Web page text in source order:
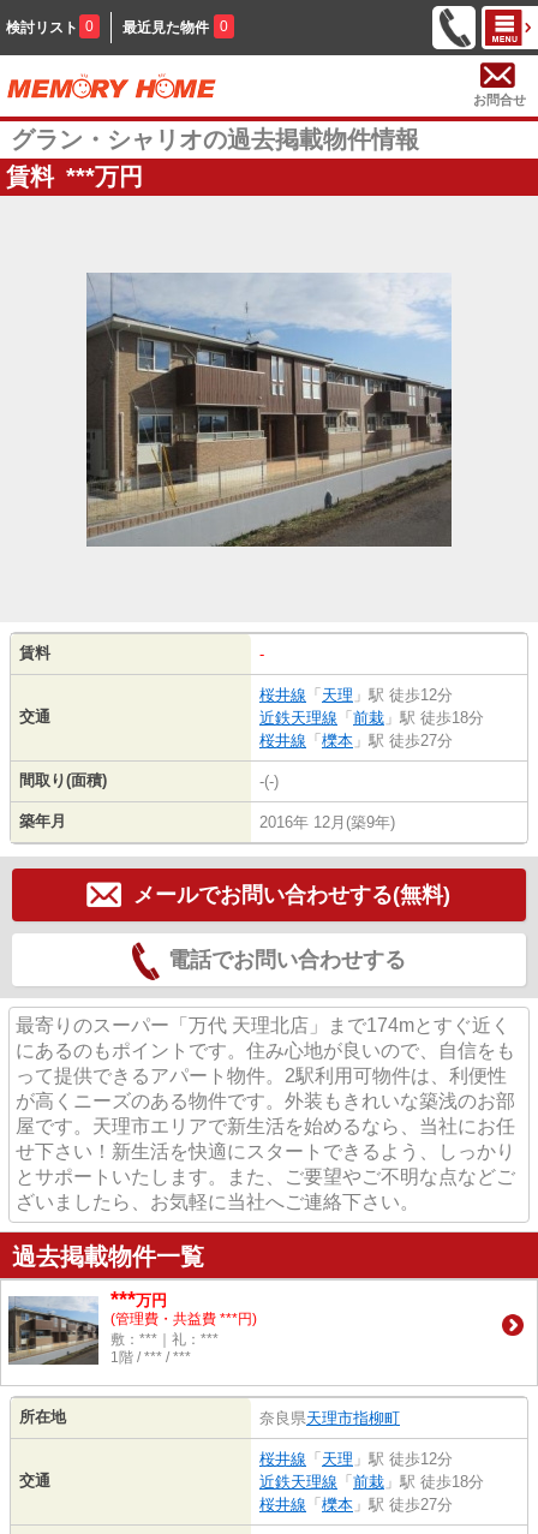
検討リスト 0 最近見た物件 0
お問合せ
グラン・シャリオの過去掲載物件情報
賃料 ***万円
賃料 -
交通
桜井線 「 天理 」駅 徒歩12分
近鉄天理線 「 前栽 」駅 徒歩18分
桜井線 「 櫟本 」駅 徒歩27分
間取り(面積) -(-)
築年月 2016年 12月(築9年)
メールでお問い合わせする(無料)
電話でお問い合わせする
最寄りのスーパー「万代 天理北店」まで174mとすぐ近く
にあるのもポイントです。住み心地が良いので、自信をも
って提供できるアパート物件。2駅利用可物件は、利便性
が高くニーズのある物件です。外装もきれいな築浅のお部
屋です。天理市エリアで新生活を始めるなら、当社にお任
せ下さい！新生活を快適にスタートできるよう、しっかり
とサポートいたします。また、ご要望やご不明な点などご
ざいましたら、お気軽に当社へご連絡下さい。
過去掲載物件一覧
***万円
(管理費・共益費 ***円)
敷：***｜礼：***
1階 / *** / ***
所在地 奈良県天理市指柳町
交通
桜井線 「 天理 」駅 徒歩12分
近鉄天理線 「 前栽 」駅 徒歩18分
桜井線 「 櫟本 」駅 徒歩27分